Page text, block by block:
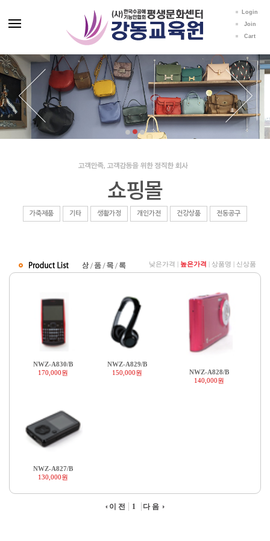
Login
Join
Cart
쇼핑몰
가죽제품 기타 생활가정 개인가전 건강상품 전동공구
낮은가격 |높은가격 | 상품명 | 신상품
NWZ-A830/B
170,000원
NWZ-A829/B
150,000원
NWZ-A828/B
140,000원
NWZ-A827/B
130,000원
이전 1 다음